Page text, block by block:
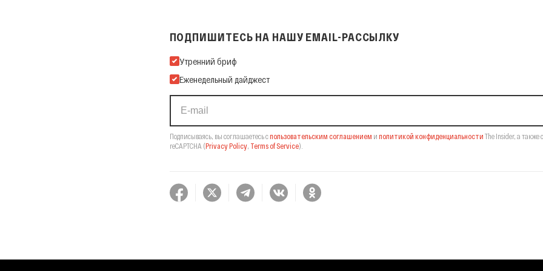
ПОДПИШИТЕСЬ НА НАШУ EMAIL-РАССЫЛКУ
Подпишитесь на нашу Email-рассылку
Утренний бриф
Еженедельный дайджест
Подписываясь, вы соглашаетесь спользовательским соглашением и политикой конфиденциальности The Insider, а также
reCAPTCHA (Privacy Policy, Terms of Service).